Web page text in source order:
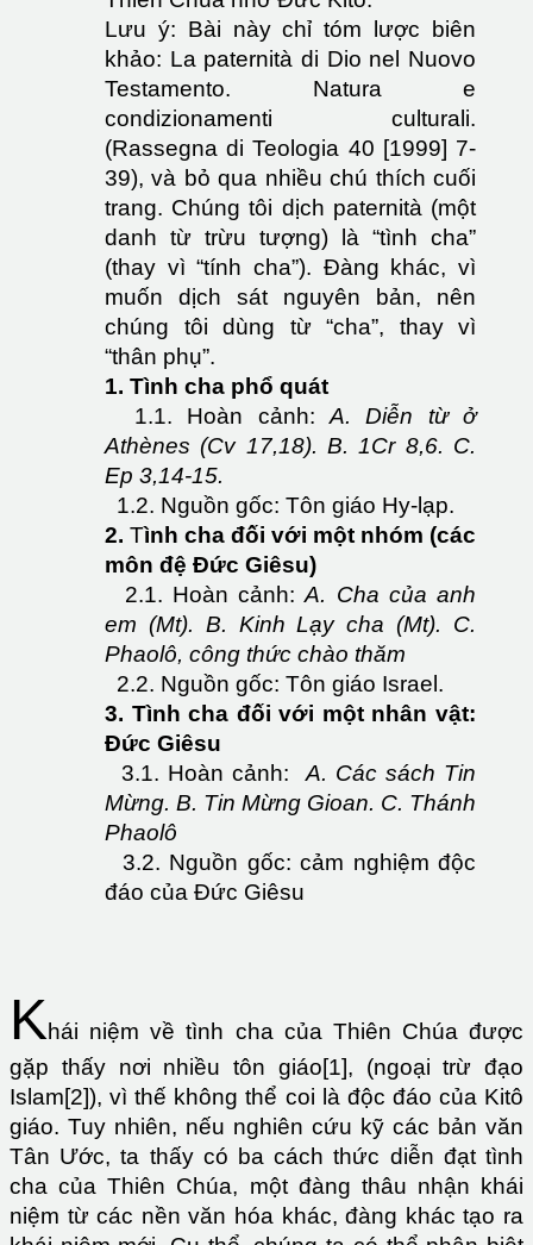
Lưu ý: Bài này chỉ tóm lược biên
khảo: La paternità di Dio nel Nuovo
Testamento. Natura e
condizionamenti culturali.
(Rassegna di Teologia 40 [1999] 7-
39), và bỏ qua nhiều chú thích cuối
trang. Chúng tôi dịch paternità (một
danh từ trừu tượng) là “tình cha”
(thay vì “tính cha”). Đàng khác, vì
muốn dịch sát nguyên bản, nên
chúng tôi dùng từ “cha”, thay vì
“thân phụ”.
1. Tình cha phổ quát
1.1. Hoàn cảnh: A. Diễn từ ở
Athènes (Cv 17,18). B. 1Cr 8,6. C.
Ep 3,14-15.
1.2. Nguồn gốc: Tôn giáo Hy-lạp.
2. Tình cha đối với một nhóm (các
môn đệ Đức Giêsu)
2.1. Hoàn cảnh:A. Cha của anh
em (Mt). B. Kinh Lạy cha (Mt). C.
Phaolô, công thức chào thăm
2.2. Nguồn gốc: Tôn giáo Israel.
3. Tình cha đối với một nhân vật:
Đức Giêsu
3.1. Hoàn cảnh: A. Các sách Tin
Mừng. B. Tin Mừng Gioan. C. Thánh
Phaolô
3.2. Nguồn gốc: cảm nghiệm độc
đáo của Đức Giêsu
Khái niệm về tình cha của Thiên Chúa được
gặp thấy nơi nhiều tôn giáo[1], (ngoại trừ đạo
Islam[2]), vì thế không thể coi là độc đáo của Kitô
giáo. Tuy nhiên, nếu nghiên cứu kỹ các bản văn
Tân Ước, ta thấy có ba cách thức diễn đạt tình
cha của Thiên Chúa, một đàng thâu nhận khái
niệm từ các nền văn hóa khác, đàng khác tạo ra